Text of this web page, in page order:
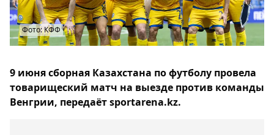
Фото: КФФ
9 июня сборная Казахстана по футболу провела
товарищеский матч на выезде против команды
Венгрии, передаёт sportarena.kz.